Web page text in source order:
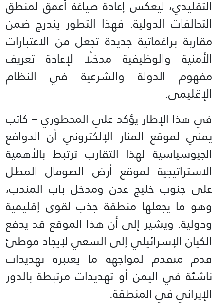
التقليدي، ليعكس إعادة صياغة أعمق لمنطق
التحالفات الدولية. فهذا التطور يندرج ضمن
مقاربة براغماتية جديدة تجعل من الاعتبارات
الأمنية والوظيفية مدخلًا لإعادة تعريف
مفهوم الدولة والشرعية في النظام
الإقليمي.
في هذا الإطار يؤكد علي المحطوري – كاتب
يمني لموقع المنار الإلكتروني أن الدوافع
الجيوسياسية لهذا التقارب ترتبط بالأهمية
الاستراتيجية لموقع أرض الصومال المطل
على جنوب خليج عدن ومدخل باب المندب،
وهو ما يجعلها منطقة جذب لقوى إقليمية
ودولية. ويشير إلى أن هذا الموقع قد يدفع
الكيان الإسرائيلي إلى السعي لإيجاد موطئ
قدم متقدم لمواجهة ما يعتبره تهديدات
ناشئة في اليمن أو تهديدات مرتبطة بالدور
الإيراني في المنطقة.